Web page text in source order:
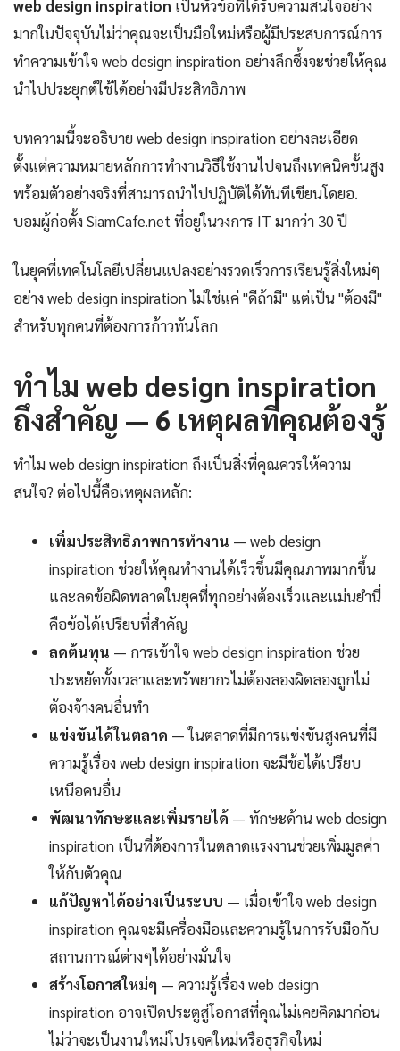
web design inspiration เป็นหัวข้อที่ได้รับความสนใจอย่าง
มากในปัจจุบันไม่ว่าคุณจะเป็นมือใหม่หรือผู้มีประสบการณ์การ
ทำความเข้าใจ web design inspiration อย่างลึกซึ้งจะช่วยให้คุณ
นำไปประยุกต์ใช้ได้อย่างมีประสิทธิภาพ
บทความนี้จะอธิบาย web design inspiration อย่างละเอียด
ตั้งแต่ความหมายหลักการทำงานวิธีใช้งานไปจนถึงเทคนิคขั้นสูง
พร้อมตัวอย่างจริงที่สามารถนำไปปฏิบัติได้ทันทีเขียนโดยอ.
บอมผู้ก่อตั้ง SiamCafe.net ที่อยู่ในวงการ IT มากว่า 30 ปี
ในยุคที่เทคโนโลยีเปลี่ยนแปลงอย่างรวดเร็วการเรียนรู้สิ่งใหม่ๆ
อย่าง web design inspiration ไม่ใช่แค่ "ดีถ้ามี" แต่เป็น "ต้องมี"
สำหรับทุกคนที่ต้องการก้าวทันโลก
ทำไม web design inspiration
ถึงสำคัญ — 6 เหตุผลที่คุณต้องรู้
ทำไม web design inspiration ถึงเป็นสิ่งที่คุณควรให้ความ
สนใจ? ต่อไปนี้คือเหตุผลหลัก:
เพิ่มประสิทธิภาพการทำงาน — web design
inspiration ช่วยให้คุณทำงานได้เร็วขึ้นมีคุณภาพมากขึ้น
และลดข้อผิดพลาดในยุคที่ทุกอย่างต้องเร็วและแม่นยำนี่
คือข้อได้เปรียบที่สำคัญ
ลดต้นทุน — การเข้าใจ web design inspiration ช่วย
ประหยัดทั้งเวลาและทรัพยากรไม่ต้องลองผิดลองถูกไม่
ต้องจ้างคนอื่นทำ
แข่งขันได้ในตลาด — ในตลาดที่มีการแข่งขันสูงคนที่มี
ความรู้เรื่อง web design inspiration จะมีข้อได้เปรียบ
เหนือคนอื่น
พัฒนาทักษะและเพิ่มรายได้ — ทักษะด้าน web design
inspiration เป็นที่ต้องการในตลาดแรงงานช่วยเพิ่มมูลค่า
ให้กับตัวคุณ
แก้ปัญหาได้อย่างเป็นระบบ — เมื่อเข้าใจ web design
inspiration คุณจะมีเครื่องมือและความรู้ในการรับมือกับ
สถานการณ์ต่างๆได้อย่างมั่นใจ
สร้างโอกาสใหม่ๆ — ความรู้เรื่อง web design
inspiration อาจเปิดประตูสู่โอกาสที่คุณไม่เคยคิดมาก่อน
ไม่ว่าจะเป็นงานใหม่โปรเจคใหม่หรือธุรกิจใหม่